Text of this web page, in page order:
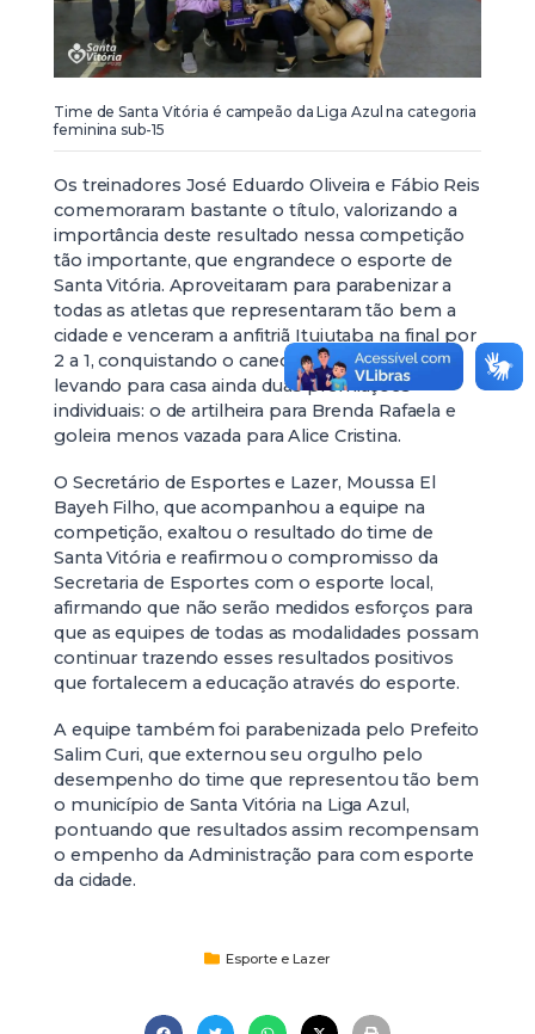
Time de Santa Vitória é campeão da Liga Azul na categoria
feminina sub-15
Os treinadores José Eduardo Oliveira e Fábio Reis
comemoraram bastante o título, valorizando a
importância deste resultado nessa competição
tão importante, que engrandece o esporte de
Santa Vitória. Aproveitaram para parabenizar a
todas as atletas que representaram tão bem a
cidade e venceram a anfitriã Ituiutaba na final por
2 a 1, conquistando o caneco da competição e
levando para casa ainda duas premiações
individuais: o de artilheira para Brenda Rafaela e
goleira menos vazada para Alice Cristina.
O Secretário de Esportes e Lazer, Moussa El
Bayeh Filho, que acompanhou a equipe na
competição, exaltou o resultado do time de
Santa Vitória e reafirmou o compromisso da
Secretaria de Esportes com o esporte local,
afirmando que não serão medidos esforços para
que as equipes de todas as modalidades possam
continuar trazendo esses resultados positivos
que fortalecem a educação através do esporte.
A equipe também foi parabenizada pelo Prefeito
Salim Curi, que externou seu orgulho pelo
desempenho do time que representou tão bem
o município de Santa Vitória na Liga Azul,
pontuando que resultados assim recompensam
o empenho da Administração para com esporte
da cidade.
Esporte e Lazer